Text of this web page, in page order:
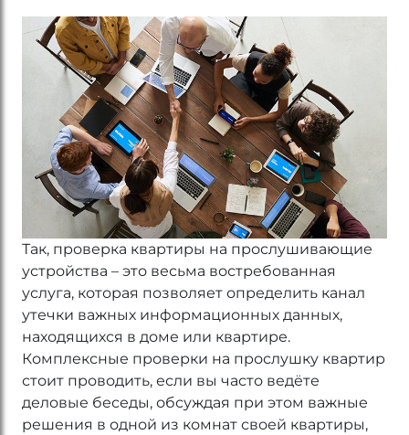
Так, проверка квартиры на прослушивающие
устройства – это весьма востребованная
услуга, которая позволяет определить канал
утечки важных информационных данных,
находящихся в доме или квартире.
Комплексные проверки на прослушку квартир
стоит проводить, если вы часто ведёте
деловые беседы, обсуждая при этом важные
решения в одной из комнат своей квартиры,